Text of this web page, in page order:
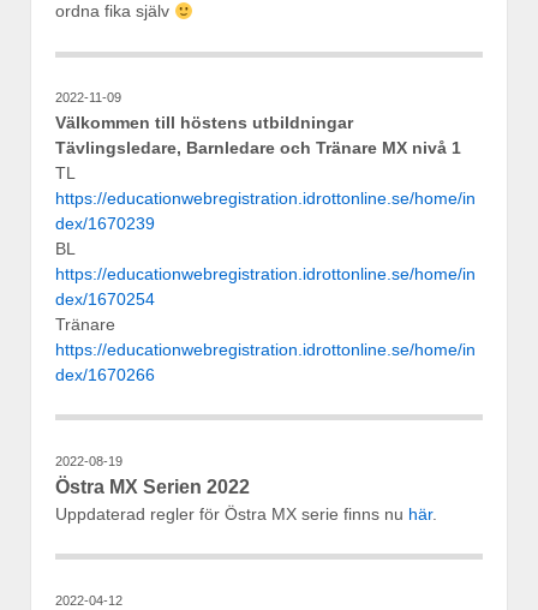
ordna fika själv
2022-11-09
Välkommen till höstens utbildningar
Tävlingsledare, Barnledare och Tränare MX nivå 1
TL
https://educationwebregistration.idrottonline.se/home/in
dex/1670239
BL
https://educationwebregistration.idrottonline.se/home/in
dex/1670254
Tränare
https://educationwebregistration.idrottonline.se/home/in
dex/1670266
2022-08-19
Östra MX Serien 2022
Uppdaterad regler för Östra MX serie finns nu här.
2022-04-12